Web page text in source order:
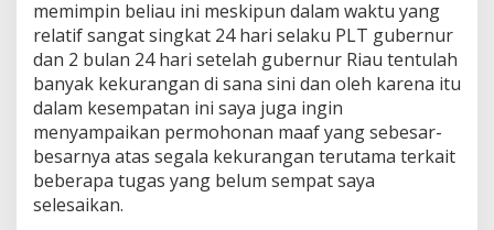
memimpin beliau ini meskipun dalam waktu yang
relatif sangat singkat 24 hari selaku PLT gubernur
dan 2 bulan 24 hari setelah gubernur Riau tentulah
banyak kekurangan di sana sini dan oleh karena itu
dalam kesempatan ini saya juga ingin
menyampaikan permohonan maaf yang sebesar-
besarnya atas segala kekurangan terutama terkait
beberapa tugas yang belum sempat saya
selesaikan.